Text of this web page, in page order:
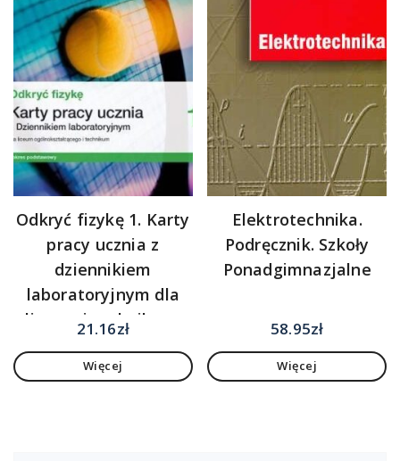
Odkryć fizykę 1. Karty
pracy ucznia z
dziennikiem
laboratoryjnym dla
liceum i technikum.
Szkoła
21.16zł
Więcej
Elektrotechnika.
Podręcznik. Szkoły
Ponadgimnazjalne
58.95zł
Więcej